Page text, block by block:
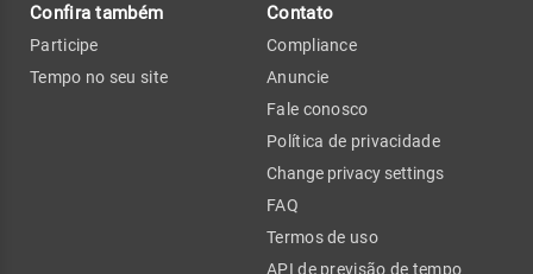
Confira também
Participe
Tempo no seu site
Contato
Compliance
Anuncie
Fale conosco
Política de privacidade
Change privacy settings
FAQ
Termos de uso
API de previsão de tempo